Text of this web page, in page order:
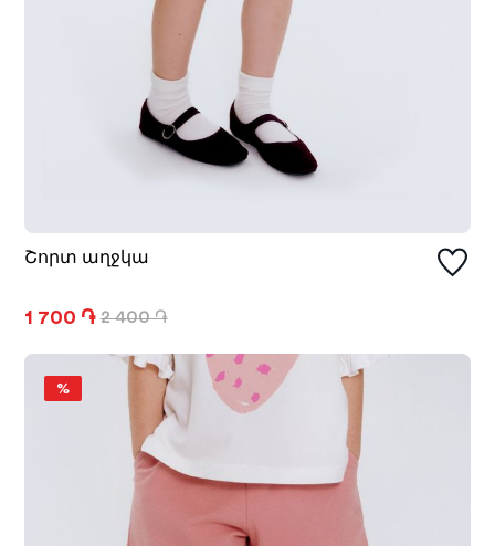
Շորտ աղջկա
1 700 ֏ 2 400 ֏
%